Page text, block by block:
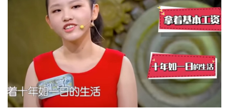
生成式AI與雲端應用
Enterprise Digital Transformation